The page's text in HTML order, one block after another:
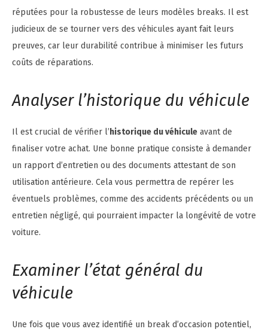
réputées pour la robustesse de leurs modèles breaks. Il est
judicieux de se tourner vers des véhicules ayant fait leurs
preuves, car leur durabilité contribue à minimiser les futurs
coûts de réparations.
Analyser l’historique du véhicule
Il est crucial de vérifier l’ historique du véhicule avant de
finaliser votre achat. Une bonne pratique consiste à demander
un rapport d’entretien ou des documents attestant de son
utilisation antérieure. Cela vous permettra de repérer les
éventuels problèmes, comme des accidents précédents ou un
entretien négligé, qui pourraient impacter la longévité de votre
voiture.
Examiner l’état général du
véhicule
Une fois que vous avez identifié un break d’occasion potentiel,